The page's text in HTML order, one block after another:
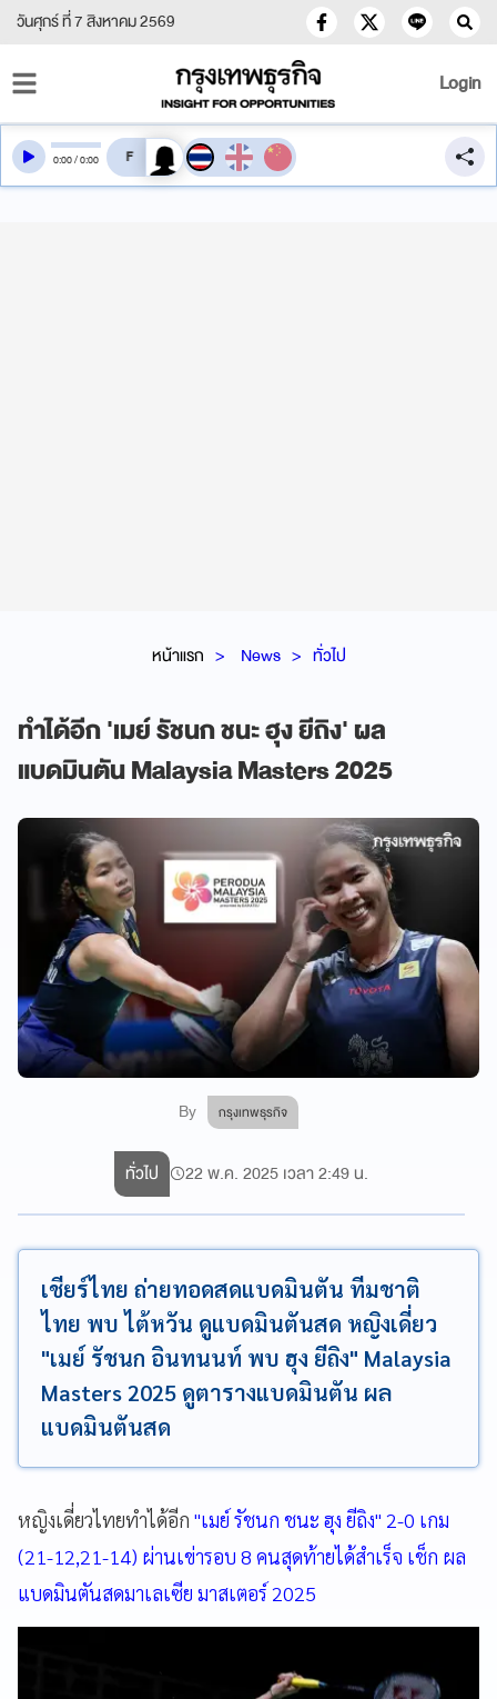
วันศุกร์ ที่ 7 สิงหาคม 2569
Login
หน้าแรก News ทั่วไป
ทำได้อีก 'เมย์ รัชนก ชนะ ฮุง ยีถิง' ผล
แบดมินตัน Malaysia Masters 2025
By กรุงเทพธุรกิจ
0:00/0:00 สลับเสียงอ่าน
ทั่วไป 22 พ.ค. 2025 เวลา 2:49 น.
เชียร์ไทย ถ่ายทอดสดแบดมินตัน ทีมชาติ
ไทย พบ ไต้หวัน ดูแบดมินตันสด หญิงเดี่ยว
"เมย์ รัชนก อินทนนท์ พบ ฮุง ยีถิง" Malaysia
Masters 2025 ดูตารางแบดมินตัน ผล
แบดมินตันสด
หญิงเดี่ยวไทยทำได้อีก "เมย์ รัชนก ชนะ ฮุง ยีถิง" 2-0 เกม
(21-12,21-14) ผ่านเข่ารอบ 8 คนสุดท้ายได้สำเร็จ เช็ก ผล
แบดมินตันสดมาเลเซีย มาสเตอร์ 2025